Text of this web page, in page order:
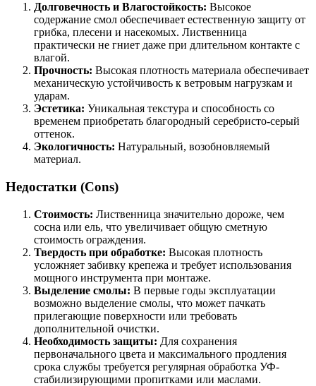
Долговечность и Влагостойкость: Высокое
содержание смол обеспечивает естественную защиту от
грибка, плесени и насекомых. Лиственница
практически не гниет даже при длительном контакте с
влагой.
Прочность: Высокая плотность материала обеспечивает
механическую устойчивость к ветровым нагрузкам и
ударам.
Эстетика: Уникальная текстура и способность со
временем приобретать благородный серебристо-серый
оттенок.
Экологичность: Натуральный, возобновляемый
материал.
Недостатки (Cons)
Стоимость: Лиственница значительно дороже, чем
сосна или ель, что увеличивает общую сметную
стоимость ограждения.
Твердость при обработке: Высокая плотность
усложняет забивку крепежа и требует использования
мощного инструмента при монтаже.
Выделение смолы: В первые годы эксплуатации
возможно выделение смолы, что может пачкать
прилегающие поверхности или требовать
дополнительной очистки.
Необходимость защиты: Для сохранения
первоначального цвета и максимального продления
срока службы требуется регулярная обработка УФ-
стабилизирующими пропитками или маслами.